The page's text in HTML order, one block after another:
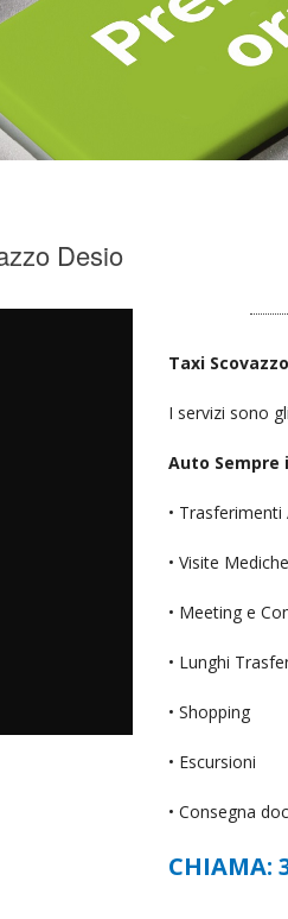
Desio
Taxi
I servizi sono
Auto
•
• Visite Mediche
• Meeting e
• Lunghi
• Shopping
• Escursioni
• Consegna
CHIAMA: